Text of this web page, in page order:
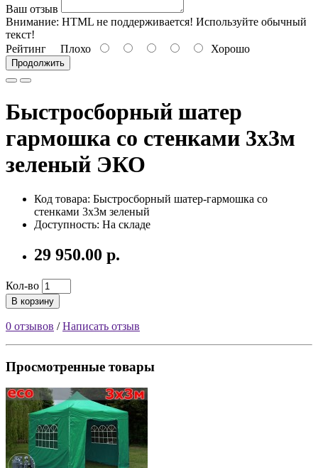
Ваш отзыв
Внимание: HTML не поддерживается! Используйте обычный
текст!
Рейтинг Плохо Хорошо
Продолжить
Быстросборный шатер
гармошка со стенками 3х3м
зеленый ЭКО
Код товара: Быстросборный шатер-гармошка со
стенками 3х3м зеленый
Доступность: На складе
29 950.00 р.
Кол-во
В корзину
0 отзывов /Написать отзыв
Просмотренные товары